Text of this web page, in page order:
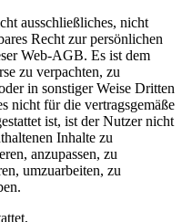
ausschließliches, nicht
Recht zur persönlichen
Web-AGB. Es ist dem
zu verpachten, zu
in sonstiger Weise Dritten
nicht für die vertragsgemäße
ist, ist der Nutzer nicht
Inhalte zu
anzupassen, zu
umzuarbeiten, zu